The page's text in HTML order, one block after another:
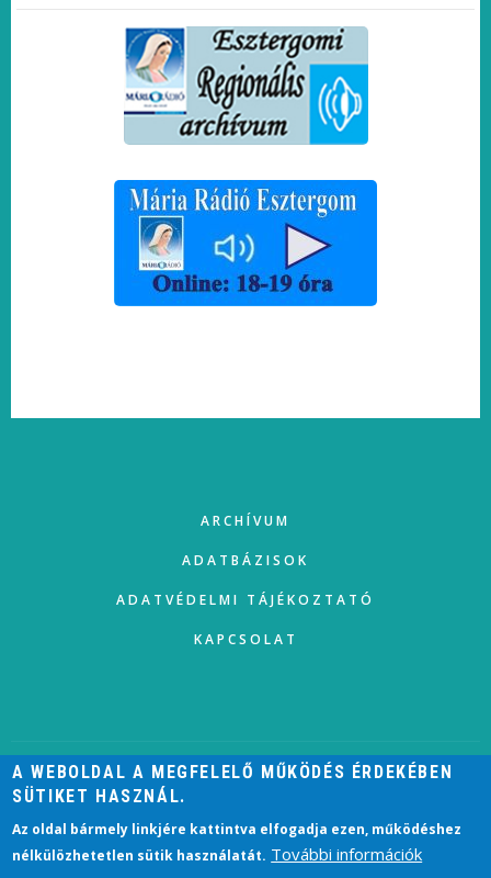
ARCHÍVUM
ADATBÁZISOK
ADATVÉDELMI TÁJÉKOZTATÓ
KAPCSOLAT
USER
MENU
BEJELENTKEZÉS
2021 © HELISCHER JÓZSEF VÁROSI KÖNYVTÁR, ESZTERGOM
A WEBOLDAL A MEGFELELŐ MŰKÖDÉS ÉRDEKÉBEN
SÜTIKET HASZNÁL.
Az oldal bármely linkjére kattintva elfogadja ezen, működéshez
nélkülözhetetlen sütik használatát. További információk